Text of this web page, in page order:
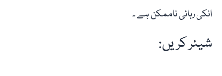
انکی رہائی ناممکن ہے ۔
شیئر کریں: